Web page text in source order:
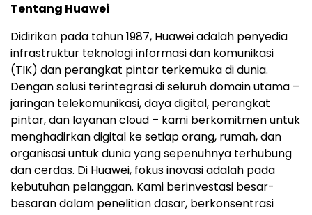
Tentang Huawei
Didirikan pada tahun 1987, Huawei adalah penyedia
infrastruktur teknologi informasi dan komunikasi
(TIK) dan perangkat pintar terkemuka di dunia.
Dengan solusi terintegrasi di seluruh domain utama –
jaringan telekomunikasi, daya digital, perangkat
pintar, dan layanan cloud – kami berkomitmen untuk
menghadirkan digital ke setiap orang, rumah, dan
organisasi untuk dunia yang sepenuhnya terhubung
dan cerdas. Di Huawei, fokus inovasi adalah pada
kebutuhan pelanggan. Kami berinvestasi besar-
besaran dalam penelitian dasar, berkonsentrasi